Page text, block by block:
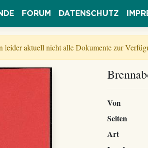
FORUM DATENSCHUTZ
leider aktuell nicht alle Dokumente zur
Von
Seiten
Art